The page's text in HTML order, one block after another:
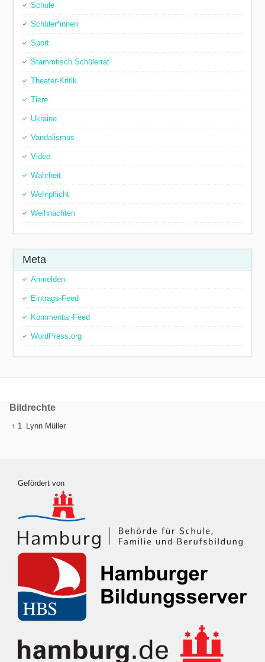
Schule
Schüler*innen
Sport
Stammtisch Schülerrat
Theater-Kritik
Tiere
Ukraine
Vandalismus
Video
Wahrheit
Wehrpflicht
Weihnachten
Meta
Anmelden
Eintrags-Feed
Kommentar-Feed
WordPress.org
Bildrechte
↑ 1 Lynn Müller
Gefördert von